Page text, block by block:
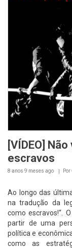
[VÍDEO]
escravos
8 anos 9 meses ago Por
Ao longo das
na tradução da
como escravos!“.
partir de uma
política e
como as